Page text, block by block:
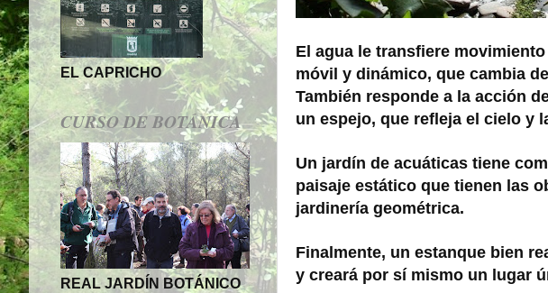
El agua le transfiere
móvil y dinámico, que cambia
También responde a la acción
un espejo, que refleja el cielo y
Un jardín de acuáticas tiene
paisaje estático que tienen las
jardinería geométrica.
Finalmente, un estanque bien
y creará por sí mismo un lugar
EL CAPRICHO
CURSO DE BOTÁNICA
REAL JARDÍN BOTÁNICO